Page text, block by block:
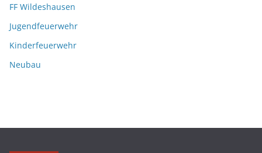
FF Wildeshausen
Jugendfeuerwehr
Kinderfeuerwehr
Neubau